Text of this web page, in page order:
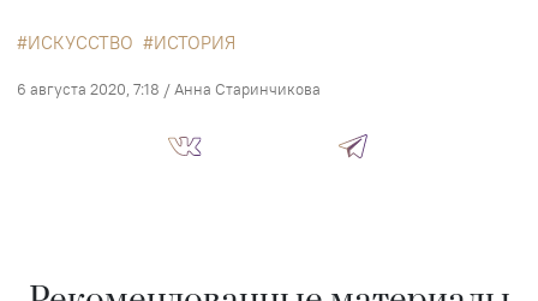
ИСКУССТВО ИСТОРИЯ
6 августа 2020, 7:18 / Анна Старинчикова